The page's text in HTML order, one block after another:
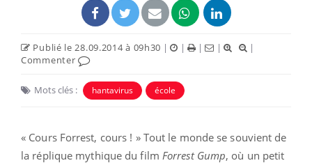
Publié le 28.09.2014 à 09h30 | | | |
|
Commenter
Mots clés : hantavirus école
« Cours Forrest, cours ! » Tout le monde se souvient de
la réplique mythique du film Forrest Gump, où un petit